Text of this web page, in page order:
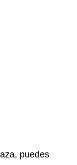
puedes